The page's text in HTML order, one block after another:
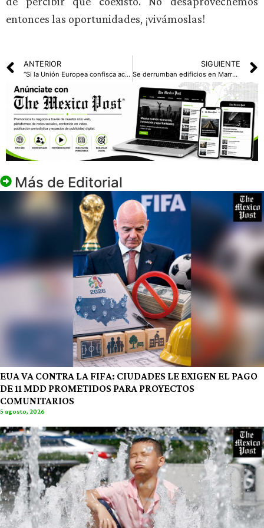
entonces las oportunidades, ¡vivámoslas!
ANTERIOR
“Si la Unión Europea confisca activos o despliega tropas en Ucrania, estamos listos”: Rusia
SIGUIENTE
Se derrumban edificios en Marruecos, dejando al menos 19 muertos
Más de Editorial
EUA VA CONTRA LA FIFA: CIUDADES LE EXIGEN EL PAGO
DE 11 MDD PROMETIDOS PARA PROYECTOS
COMUNITARIOS
5 agosto, 2026